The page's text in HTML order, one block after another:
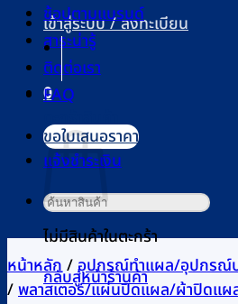
เข้าสู่ระบบ / ลงทะเบียน
0
ไม่มีสินค้าในตะกร้า
กลับสู่หน้าร้านค้า
ช้อปตามแบรนด์
สาระน่ารู้
ติดต่อเรา
FAQ
ขอใบเสนอราคา
แจ้งชำระเงิน
ค้นหา:
หน้าหลัก/อุปกรณ์ทำแผล/อุปกรณ์
/พลาสเตอร์/แผ่นปิดแผล/ผ้าปิดแผ